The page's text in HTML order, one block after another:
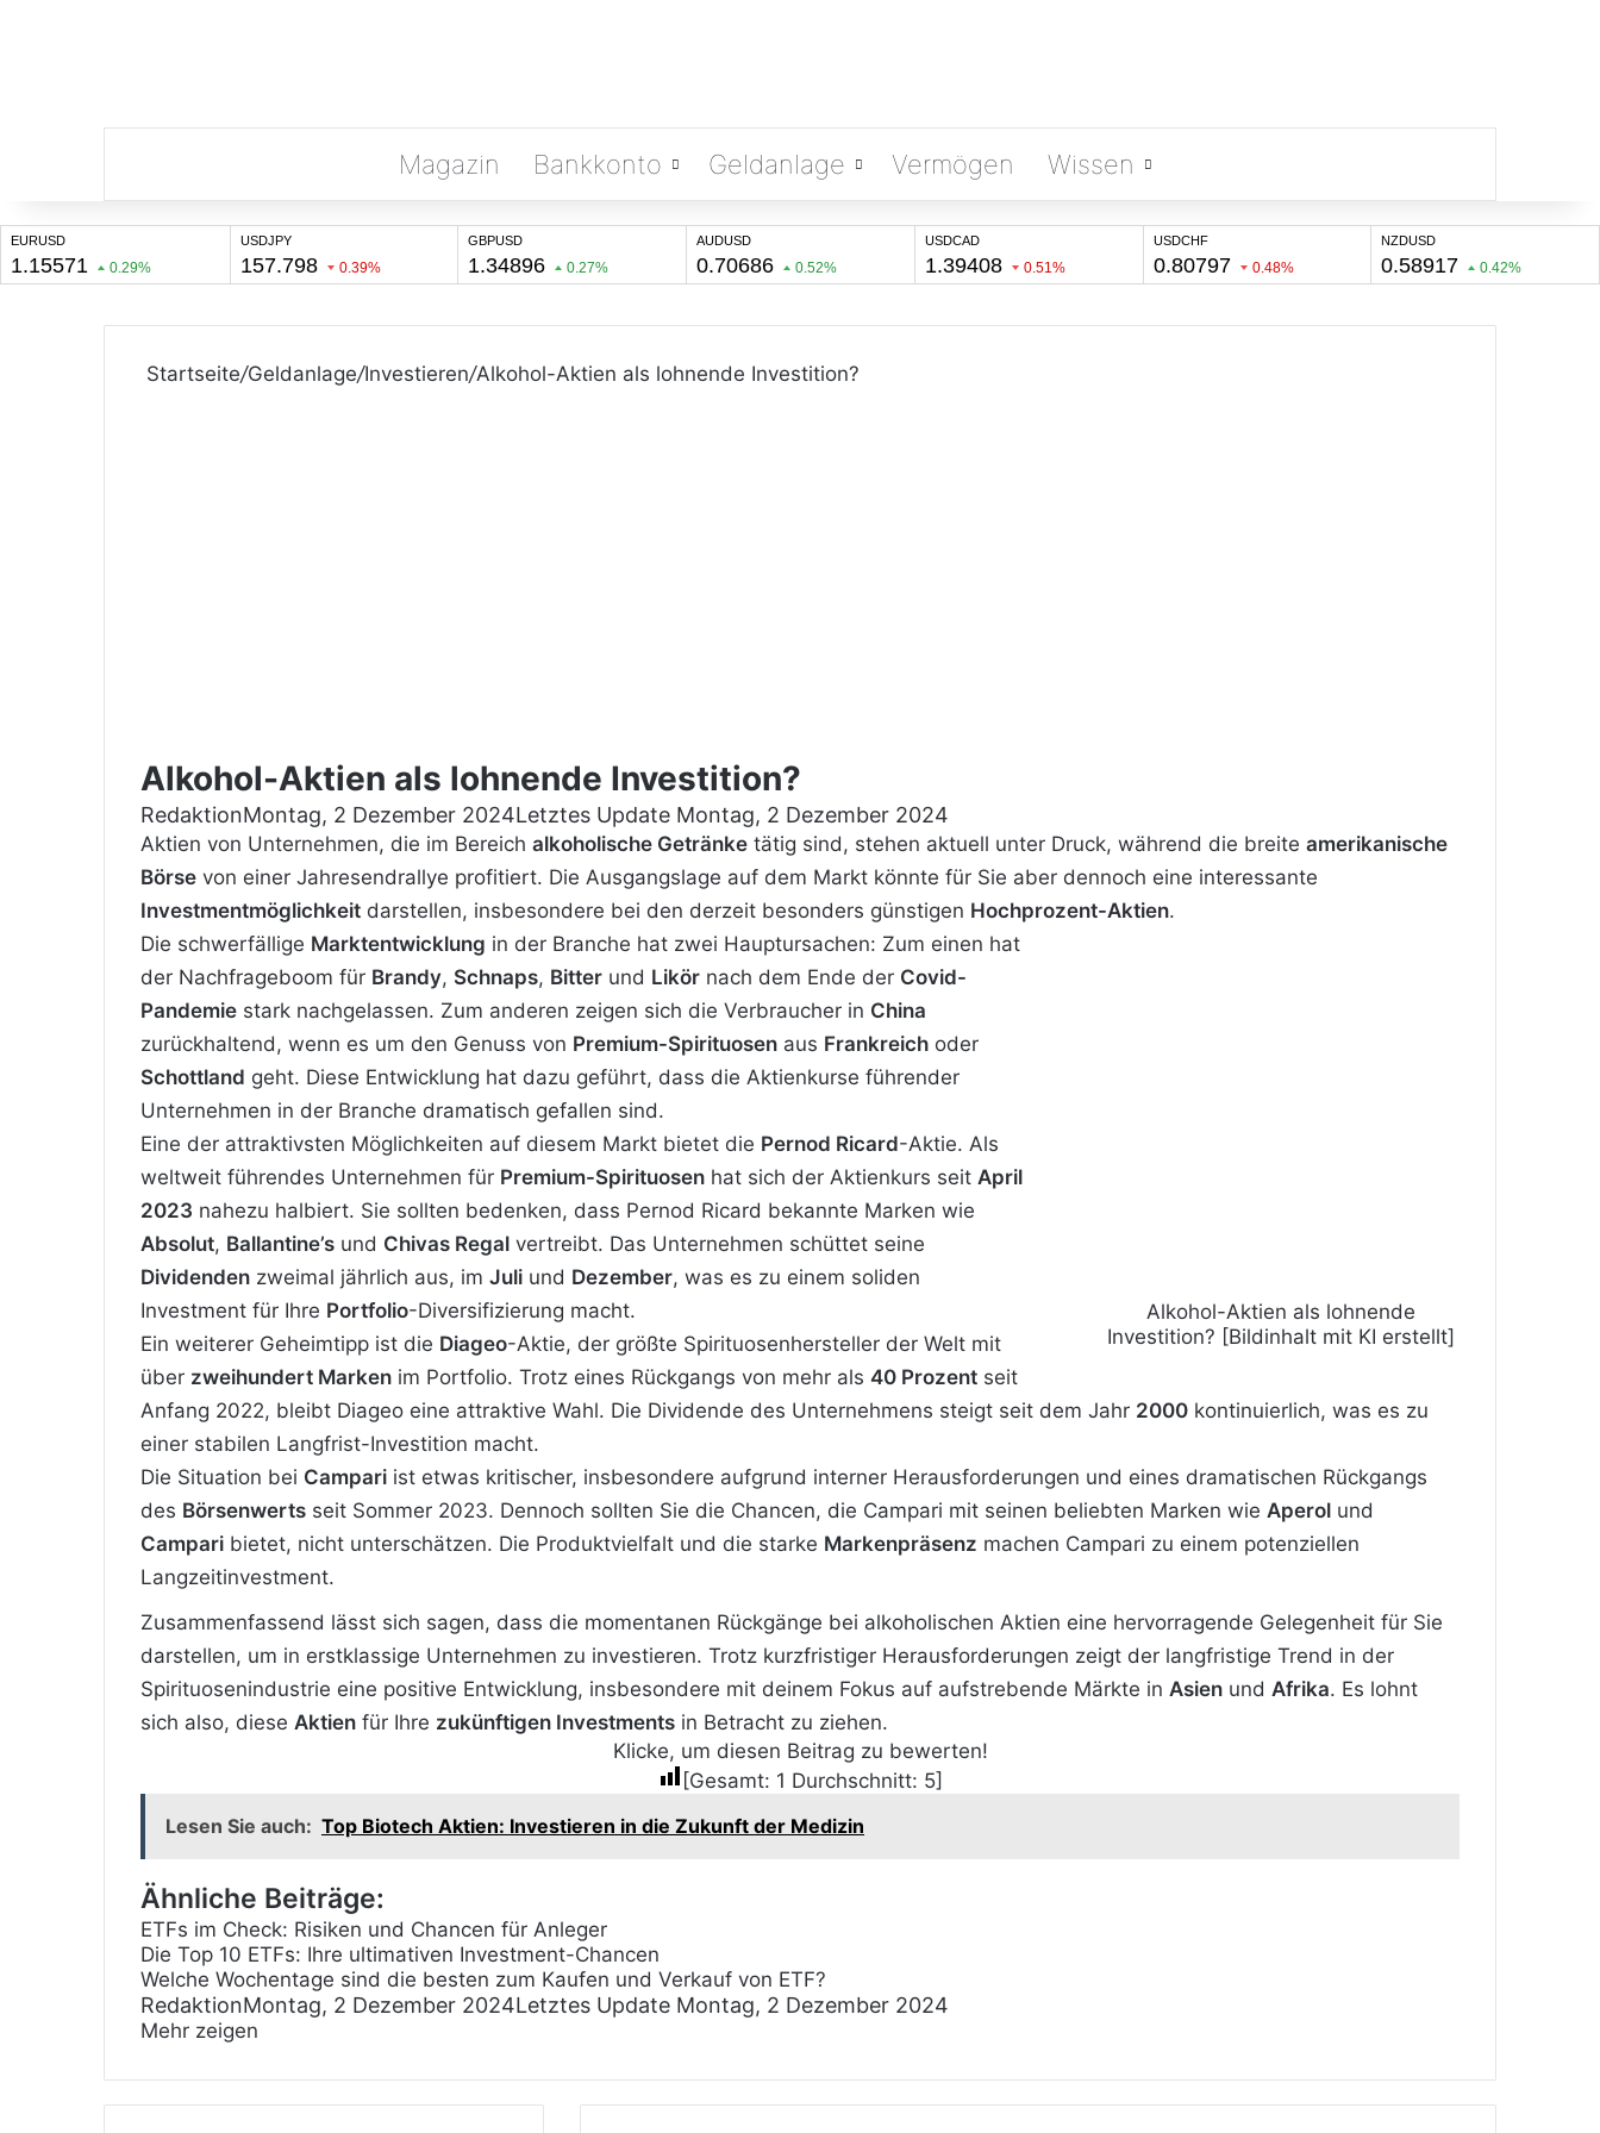
Magazin Bankkonto Geldanlage Vermögen Wissen
Startseite/Geldanlage/Investieren/Alkohol-Aktien als lohnende Investition?
Alkohol-Aktien als lohnende Investition?
RedaktionMontag, 2 Dezember 2024Letztes Update Montag, 2 Dezember 2024
Aktien von Unternehmen, die im Bereich alkoholische Getränke tätig sind, stehen aktuell unter Druck, während die breite amerikanische
Börse von einer Jahresendrallye profitiert. Die Ausgangslage auf dem Markt könnte für Sie aber dennoch eine interessante
Investmentmöglichkeit darstellen, insbesondere bei den derzeit besonders günstigen Hochprozent-Aktien.
Alkohol-Aktien als lohnende
Investition? [Bildinhalt mit KI erstellt]
Die schwerfällige Marktentwicklung in der Branche hat zwei Hauptursachen: Zum einen hat
der Nachfrageboom für Brandy, Schnaps, Bitter und Likör nach dem Ende der Covid-
Pandemie stark nachgelassen. Zum anderen zeigen sich die Verbraucher in China
zurückhaltend, wenn es um den Genuss von Premium-Spirituosen aus Frankreich oder
Schottland geht. Diese Entwicklung hat dazu geführt, dass die Aktienkurse führender
Unternehmen in der Branche dramatisch gefallen sind.
Eine der attraktivsten Möglichkeiten auf diesem Markt bietet die Pernod Ricard-Aktie. Als
weltweit führendes Unternehmen für Premium-Spirituosen hat sich der Aktienkurs seit April
2023 nahezu halbiert. Sie sollten bedenken, dass Pernod Ricard bekannte Marken wie
Absolut, Ballantine’s und Chivas Regal vertreibt. Das Unternehmen schüttet seine
Dividenden zweimal jährlich aus, im Juli und Dezember, was es zu einem soliden
Investment für Ihre Portfolio-Diversifizierung macht.
Ein weiterer Geheimtipp ist die Diageo-Aktie, der größte Spirituosenhersteller der Welt mit
über zweihundert Marken im Portfolio. Trotz eines Rückgangs von mehr als 40 Prozent seit
Anfang 2022, bleibt Diageo eine attraktive Wahl. Die Dividende des Unternehmens steigt seit dem Jahr 2000 kontinuierlich, was es zu
einer stabilen Langfrist-Investition macht.
Die Situation bei Campari ist etwas kritischer, insbesondere aufgrund interner Herausforderungen und eines dramatischen Rückgangs
des Börsenwerts seit Sommer 2023. Dennoch sollten Sie die Chancen, die Campari mit seinen beliebten Marken wie Aperol und
Campari bietet, nicht unterschätzen. Die Produktvielfalt und die starke Markenpräsenz machen Campari zu einem potenziellen
Langzeitinvestment.
Zusammenfassend lässt sich sagen, dass die momentanen Rückgänge bei alkoholischen Aktien eine hervorragende Gelegenheit für Sie
darstellen, um in erstklassige Unternehmen zu investieren. Trotz kurzfristiger Herausforderungen zeigt der langfristige Trend in der
Spirituosenindustrie eine positive Entwicklung, insbesondere mit deinem Fokus auf aufstrebende Märkte in Asien und Afrika. Es lohnt
sich also, diese Aktien für Ihre zukünftigen Investments in Betracht zu ziehen.
Klicke, um diesen Beitrag zu bewerten!
[Gesamt: 1 Durchschnitt: 5]
Lesen Sie auch: Top Biotech Aktien: Investieren in die Zukunft der Medizin
Ähnliche Beiträge:
ETFs im Check: Risiken und Chancen für Anleger
Die Top 10 ETFs: Ihre ultimativen Investment-Chancen
Welche Wochentage sind die besten zum Kaufen und Verkauf von ETF?
RedaktionMontag, 2 Dezember 2024Letztes Update Montag, 2 Dezember 2024
Mehr zeigen